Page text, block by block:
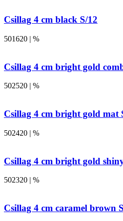
Csillag 4 cm black S/12
501620 | %
Csillag 4 cm bright gold
502520 | %
Csillag 4 cm bright gold mat
502420 | %
Csillag 4 cm bright gold
502320 | %
Csillag 4 cm caramel brown